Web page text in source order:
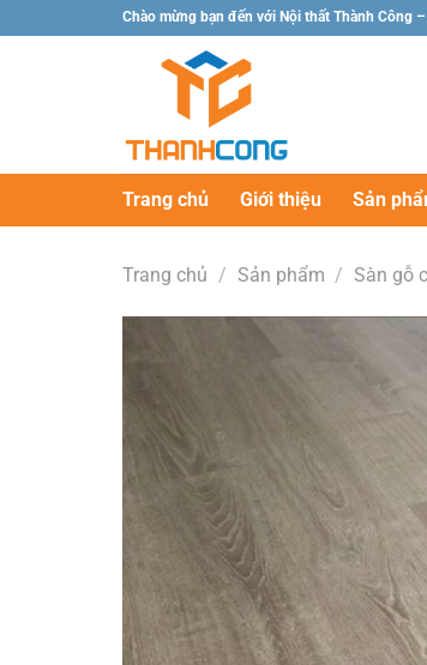
đến
Chào mừng bạn đến với Nội thất Thành Công
Trang chủ Giới thiệu Sản
Trang chủ / Sản phẩm / Sàn gỗ